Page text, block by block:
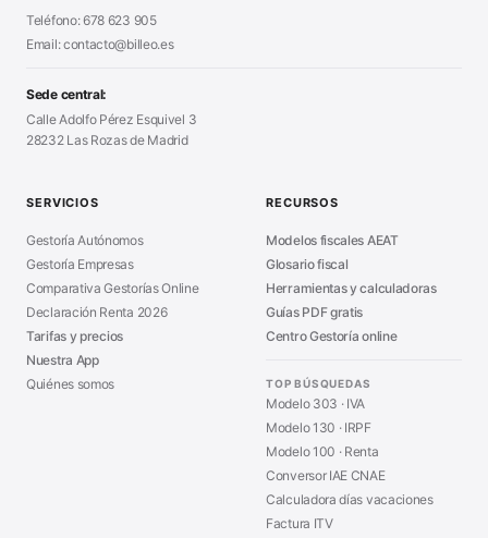
■ Generador Presupuestos
Generador Facturas
■Modelo Nómina PDF
■Calculadora Vacaciones
Declaración Renta 2026
■Certificado Digital
■Sanciones Hacienda
■Asesoría en Madrid
Teléfono: 678 623 905
Email: contacto@billeo.es
Sede central:
Calle Adolfo Pérez Esquivel 3
28232 Las Rozas de Madrid
SERVICIOS
Gestoría Autónomos
Gestoría Empresas
Comparativa Gestorías Online
Declaración Renta 2026
Tarifas y precios
Nuestra App
Quiénes somos
RECURSOS
Modelos fiscales AEAT
Glosario fiscal
Herramientas y calculadoras
Guías PDF gratis
Centro Gestoría online
TOP BÚSQUEDAS
Modelo 303 · IVA
Modelo 130 · IRPF
Modelo 100 · Renta
Conversor IAE CNAE
Calculadora días vacaciones
Factura ITV